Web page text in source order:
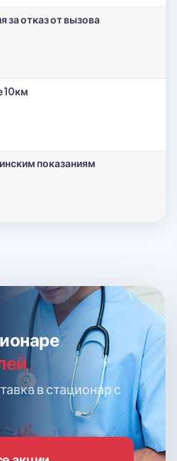
за отказ от вызова
10км
показаниям
в стационар с